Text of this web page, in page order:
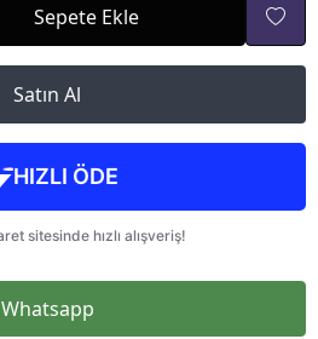
Sepete Ekle
Satın Al
Whatsapp